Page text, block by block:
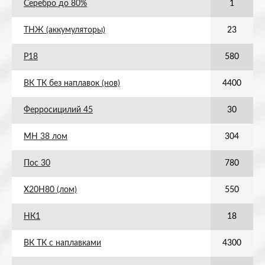
Серебро до 80% 1
ТНЖ (аккумуляторы) 23
Р18 580
ВК ТК без наплавок (нов) 4400
Ферросицилий 45 30
МН 38 лом 304
Пос 30 780
Х20Н80 (лом) 550
НК1 18
ВК ТК с наплавками 4300